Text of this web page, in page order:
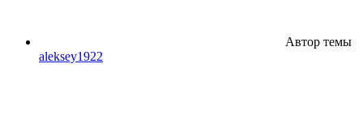
Автор темы
aleksey1922